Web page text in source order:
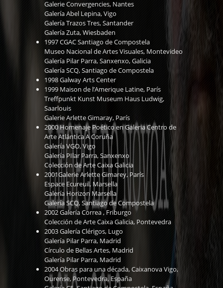
Galerie Convergencies, Nantes
Galería Abel Lepina, Vigo
Galería Trazos Tres, Santander
Galería Zuta, Wiesbaden
1997 CGAC Santiago de Compostela
Museo Nacional de Artes Visuales, Montevideo
Galería Pilar Parra, Sanxenxo, Galicia
Galería SCQ, Santiago de Compostela
1998 Galway Arts Center
1999 Maison de l’Amerique Latine, París
Treffpunkt Kunst Museum Haus Ludwig,
Saarlouis
Galerie Arlette Gimaray, París
2000 Homenaje Poético en Galeria Centro de
Arte Atlántica A Coruña
Galería VGO, Vigo
Galería PIlar Parra, Sanxenxo
Colección de Arte Caixa Galicia
2001Galerie Arlette Gimarey, París
Espace Ecureuil, Marsella
Galería Horizon Marsella
Galería SCQ, Santiago de Compostela
2002 Galería Correa , Friburgo
Colección de Arte Caixa Galicia, Pontevedra
2003 Galería Clérigos, Lugo
Galería Pilar Parra, Madrid
Círculo de Bellas Artes, Madrid
Galería Pilar Parra, Madrid
2004 Obras para una década, Caixanova Vigo,
Ourense, Pontevedra, España